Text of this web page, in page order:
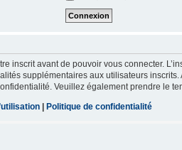
inscrit avant de pouvoir vous connecter.
supplémentaires aux utilisateurs
Veuillez également prendre le
| Politique de confidentialité